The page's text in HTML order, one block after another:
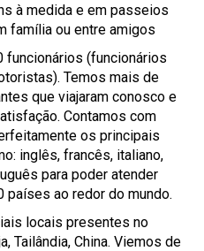
à medida e em passeios
família ou entre amigos
funcionários (funcionários
Temos mais de
que viajaram conosco e
Contamos com
os principais
inglês, francês, italiano,
para poder atender
países ao redor do mundo.
locais presentes no
Tailândia, China. Viemos de